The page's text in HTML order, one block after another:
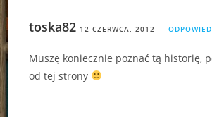
toska82 12 CZERWCA, 2012
Muszę koniecznie poznać tą historię,
od tej strony